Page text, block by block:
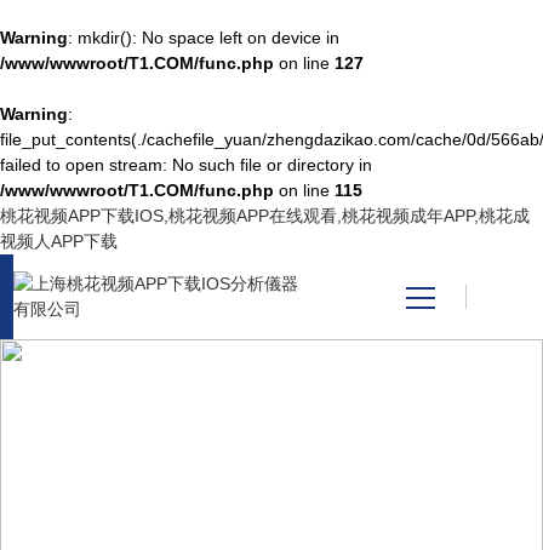
Warning: mkdir(): No space left on device in
/www/wwwroot/T1.COM/func.php on line 127
Warning:
file_put_contents(./cachefile_yuan/zhengdazikao.com/cache/0d/
failed to open stream: No such file or directory in
/www/wwwroot/T1.COM/func.php on line 115
桃花视频APP下载IOS,桃花视频APP在线观看,桃花视频成年APP,桃花成
视频人APP下载
產品中心
關於桃花视频APP下载
IOS